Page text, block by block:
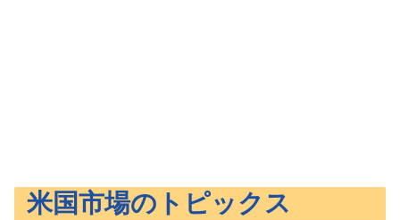
米国市場のトピックス